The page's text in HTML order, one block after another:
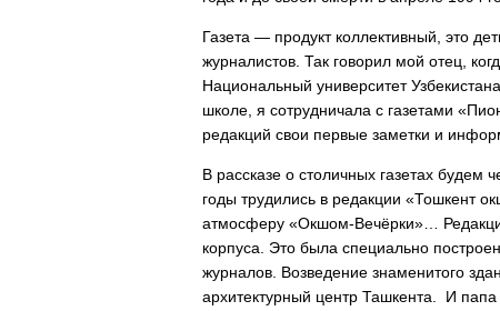
Газета — продукт коллективный, это
журналистов. Так говорил мой отец,
Национальный университет
школе, я сотрудничала с газетами
редакций свои первые заметки и
В рассказе о столичных газетах
годы трудились в редакции «Тошкент
атмосферу «Окшом-Вечёрки»…
корпуса. Это была специально
журналов. Возведение знаменитого
архитектурный центр Ташкента. И